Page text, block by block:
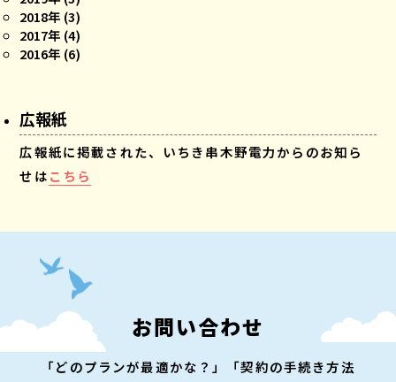
2018年 (3)
2017年 (4)
2016年 (6)
広報紙
広報紙に掲載された、いちき串木野電力からのお知ら
せはこちら
お問い合わせ
「どのプランが最適かな？」「契約の手続き方法